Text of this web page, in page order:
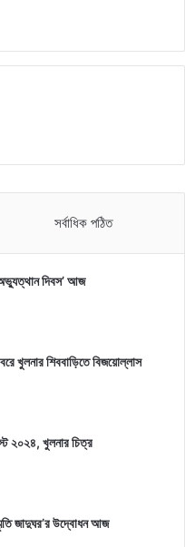
সর্বাধিক পঠিত
দিবস’ আজ
খুলনার শিববাড়িতে বিজয়োল্লাস
২০২৪, খুলনার চিত্র
জাদুঘর’র উদ্বোধন আজ